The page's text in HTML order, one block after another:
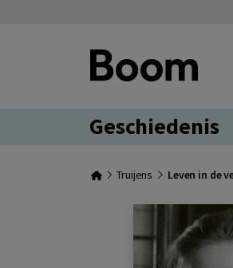
Geschiedenis
Truijens Leven in de